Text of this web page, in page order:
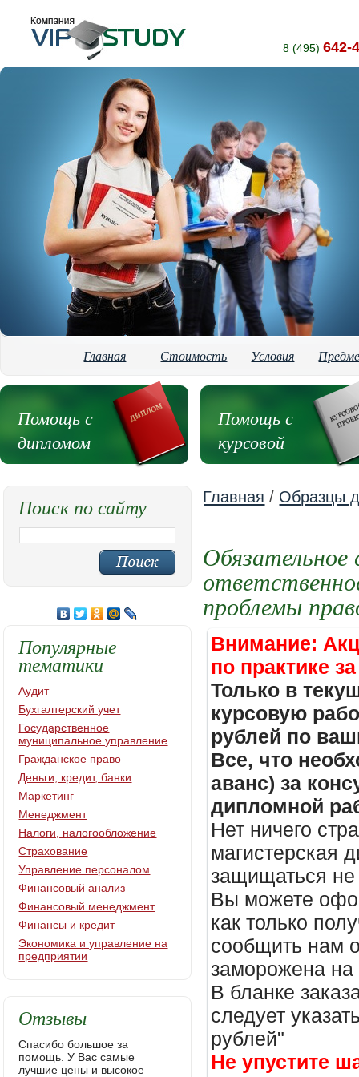
8 (495) 642-
Главная Стоимость Условия
Помощь с
дипломом
Помощь с
курсовой
Главная / Образцы
Обязательное
проблемы
Внимание:
по практике
Только в
курсовую
рублей по
Все, что
аванс) за
дипломной
Нет ничего
магистерская
защищаться не
Вы можете
как только
сообщить нам
заморожена
В бланке
следует
рублей"
Не упустите
Поиск по сайту
Популярные
тематики
Аудит
Бухгалтерский учет
Государственное
муниципальное управление
Гражданское право
Деньги, кредит, банки
Маркетинг
Менеджмент
Налоги, налогообложение
Страхование
Управление персоналом
Финансовый анализ
Финансовый менеджмент
Финансы и кредит
Экономика и управление на
предприятии
Отзывы
Спасибо большое за
помощь. У Вас самые
лучшие цены и высокое